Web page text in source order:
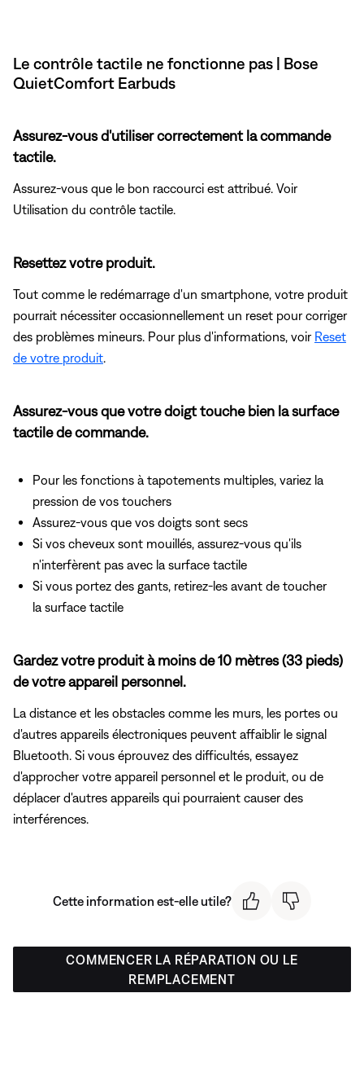
Le contrôle tactile ne fonctionne pas | Bose
QuietComfort Earbuds
Assurez-vous d'utiliser correctement la commande
tactile.
Assurez-vous que le bon raccourci est attribué. Voir
Utilisation du contrôle tactile.
Resettez votre produit.
Tout comme le redémarrage d'un smartphone, votre produit
pourrait nécessiter occasionnellement un reset pour corriger
des problèmes mineurs. Pour plus d'informations, voir Reset
de votre produit.
Assurez-vous que votre doigt touche bien la surface
tactile de commande.
Pour les fonctions à tapotements multiples, variez la
pression de vos touchers
Assurez-vous que vos doigts sont secs
Si vos cheveux sont mouillés, assurez-vous qu'ils
n'interfèrent pas avec la surface tactile
Si vous portez des gants, retirez-les avant de toucher
la surface tactile
Gardez votre produit à moins de 10 mètres (33 pieds)
de votre appareil personnel.
La distance et les obstacles comme les murs, les portes ou
d'autres appareils électroniques peuvent affaiblir le signal
Bluetooth. Si vous éprouvez des difficultés, essayez
d'approcher votre appareil personnel et le produit, ou de
déplacer d'autres appareils qui pourraient causer des
interférences.
Cette information est-elle utile?
COMMENCER LA RÉPARATION OU LE
REMPLACEMENT